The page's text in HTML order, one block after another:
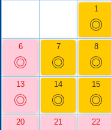
1
◎
6
◎
7
◎
8
◎
13
◎
14
◎
15
◎
20 21 22